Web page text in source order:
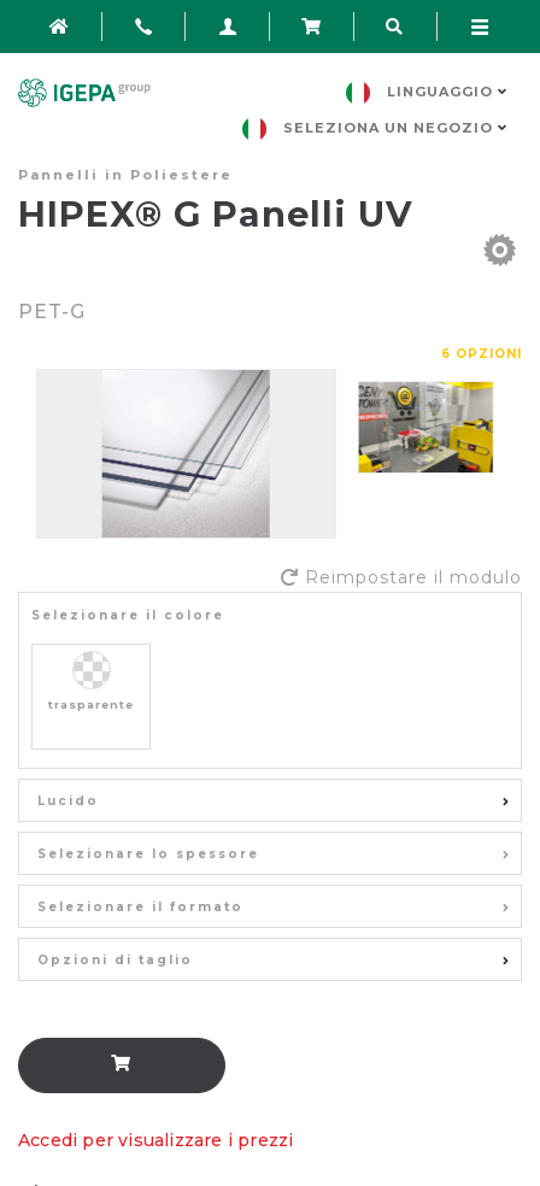
LINGUAGGIO
SELEZIONA UN NEGOZIO
Pannelli in Poliestere
HIPEX® G Panelli UV
PET-G
6 OPZIONI
Reimpostare il modulo
Selezionare il colore
trasparente
Lucido
Selezionare lo spessore
Selezionare il formato
Opzioni di taglio
Accedi per visualizzare i prezzi